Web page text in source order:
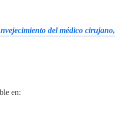
del médico cirujano,
en: